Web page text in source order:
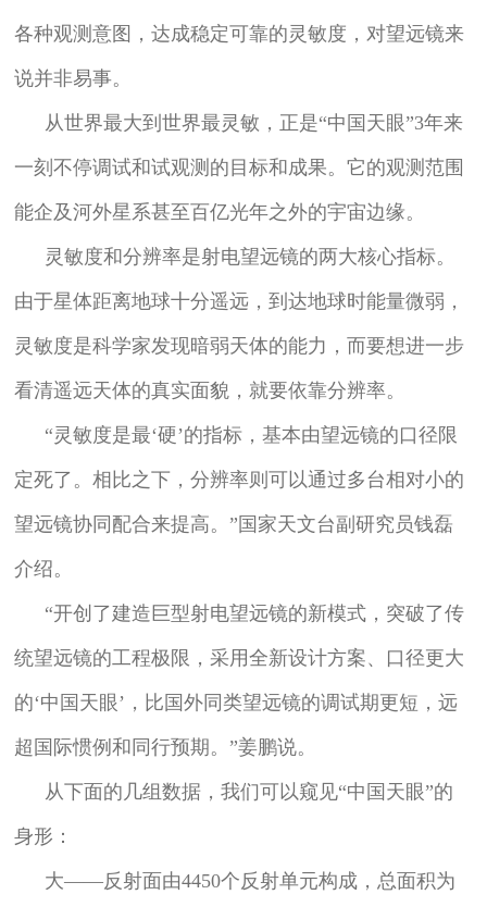
各种观测意图，达成稳定可靠的灵敏度，对望远镜来
说并非易事。
从世界最大到世界最灵敏，正是“中国天眼”3年来
一刻不停调试和试观测的目标和成果。它的观测范围
能企及河外星系甚至百亿光年之外的宇宙边缘。
灵敏度和分辨率是射电望远镜的两大核心指标。
由于星体距离地球十分遥远，到达地球时能量微弱，
灵敏度是科学家发现暗弱天体的能力，而要想进一步
看清遥远天体的真实面貌，就要依靠分辨率。
“灵敏度是最‘硬’的指标，基本由望远镜的口径限
定死了。相比之下，分辨率则可以通过多台相对小的
望远镜协同配合来提高。”国家天文台副研究员钱磊
介绍。
“开创了建造巨型射电望远镜的新模式，突破了传
统望远镜的工程极限，采用全新设计方案、口径更大
的‘中国天眼’，比国外同类望远镜的调试期更短，远
超国际惯例和同行预期。”姜鹏说。
从下面的几组数据，我们可以窥见“中国天眼”的
身形：
大——反射面由4450个反射单元构成，总面积为